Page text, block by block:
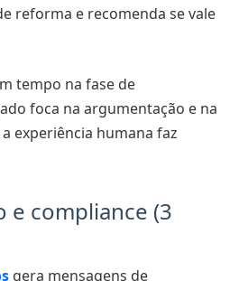
reforma e recomenda se vale
tempo na fase de
foca na argumentação e na
experiência humana faz
e compliance (3
gera mensagens de